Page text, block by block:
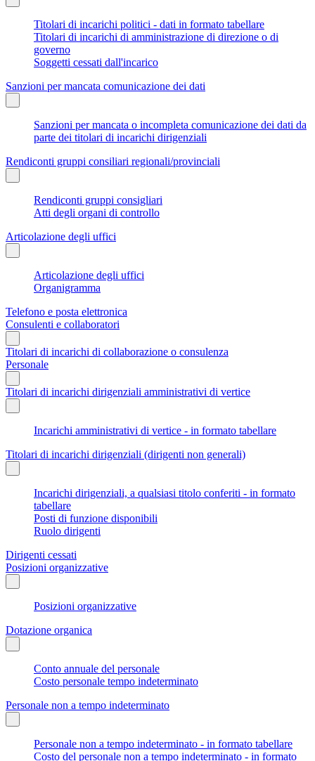
Titolari di incarichi politici - dati in formato tabellare
Titolari di incarichi di amministrazione di direzione o di
governo
Soggetti cessati dall'incarico
Sanzioni per mancata comunicazione dei dati
Sanzioni per mancata o incompleta comunicazione dei dati da
parte dei titolari di incarichi dirigenziali
Rendiconti gruppi consiliari regionali/provinciali
Rendiconti gruppi consigliari
Atti degli organi di controllo
Articolazione degli uffici
Articolazione degli uffici
Organigramma
Telefono e posta elettronica
Consulenti e collaboratori
Titolari di incarichi di collaborazione o consulenza
Personale
Titolari di incarichi dirigenziali amministrativi di vertice
Incarichi amministrativi di vertice - in formato tabellare
Titolari di incarichi dirigenziali (dirigenti non generali)
Incarichi dirigenziali, a qualsiasi titolo conferiti - in formato
tabellare
Posti di funzione disponibili
Ruolo dirigenti
Dirigenti cessati
Posizioni organizzative
Posizioni organizzative
Dotazione organica
Conto annuale del personale
Costo personale tempo indeterminato
Personale non a tempo indeterminato
Personale non a tempo indeterminato - in formato tabellare
Costo del personale non a tempo indeterminato - in formato